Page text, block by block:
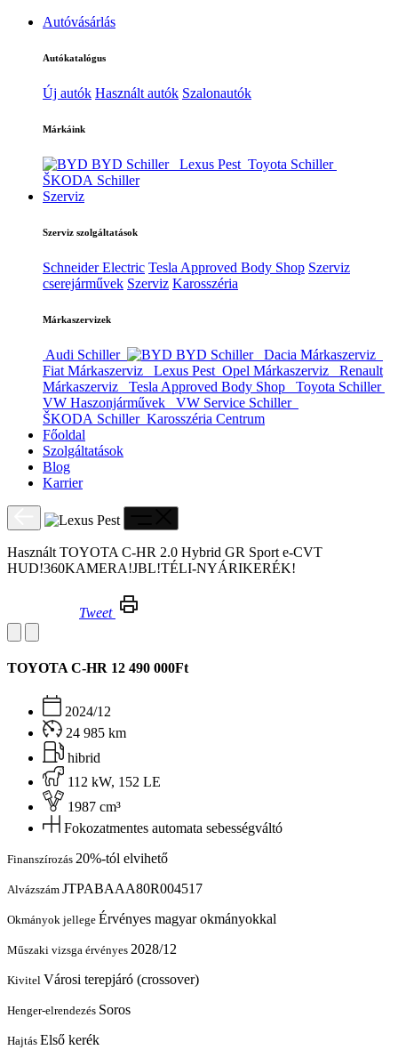
Autóvásárlás
Autókatalógus
Új autók Használt autók Szalonautók
Márkáink
BYD Schiller Lexus Pest Toyota Schiller
ŠKODA Schiller
Szerviz
Szerviz szolgáltatások
Schneider Electric Tesla Approved Body Shop Szerviz
cserejárművek Szerviz Karosszéria
Márkaszervizek
Audi Schiller BYD Schiller
Dacia Márkaszerviz
Fiat Márkaszerviz
Lexus Pest Opel Márkaszerviz
Renault
Márkaszerviz
Tesla Approved Body Shop
Toyota Schiller
VW Haszonjárművek
VW Service Schiller
ŠKODA Schiller Karosszéria Centrum
Főoldal
Szolgáltatások
Blog
Karrier
Használt TOYOTA C-HR 2.0 Hybrid GR Sport e-CVT
HUD!360KAMERA!JBL!TÉLI-NYÁRIKERÉK!
Tweet
TOYOTA C-HR 12 490 000Ft
2024/12
24 985 km
hibrid
112 kW, 152 LE
1987 cm³
Fokozatmentes automata sebességváltó
Finanszírozás 20%-tól elvihető
Alvázszám JTPABAAA80R004517
Okmányok jellege Érvényes magyar okmányokkal
Műszaki vizsga érvényes 2028/12
Kivitel Városi terepjáró (crossover)
Henger-elrendezés Soros
Hajtás Első kerék